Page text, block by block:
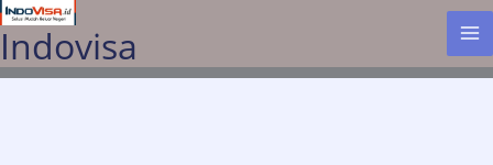
Lewati
ke
konten
Indovisa